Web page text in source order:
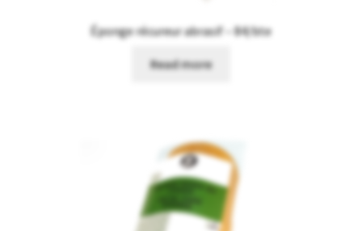
Éponge récureur abrasif – 84/bte
Read more